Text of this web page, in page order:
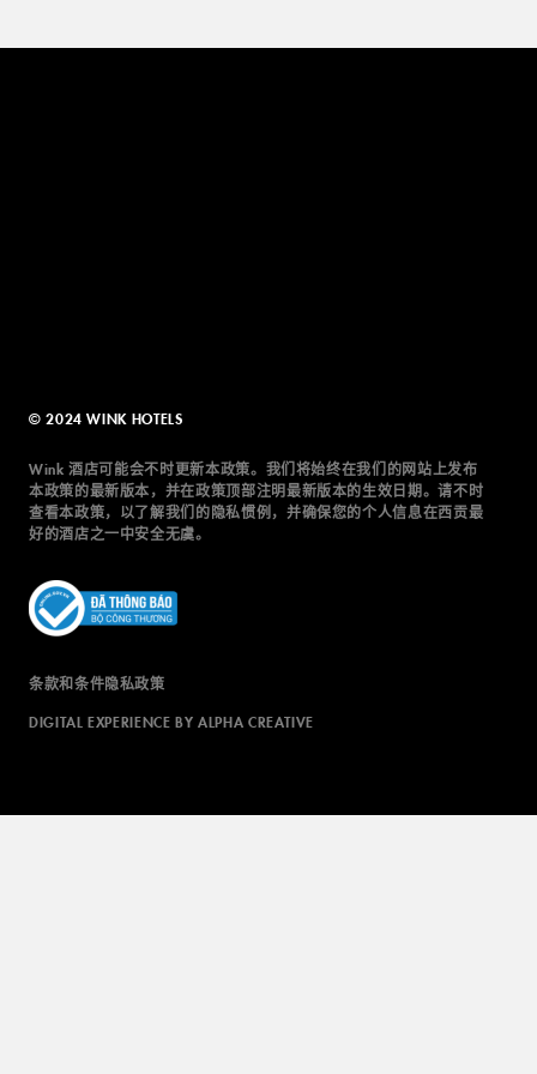
© 2024 WINK HOTELS
Wink 酒店可能会不时更新本政策。我们将始终在我们的网站上发布
本政策的最新版本，并在政策顶部注明最新版本的生效日期。请不时
查看本政策，以了解我们的隐私惯例，并确保您的个人信息在西贡最
好的酒店之一中安全无虞。
条款和条件隐私政策
DIGITAL EXPERIENCE BY ALPHA CREATIVE